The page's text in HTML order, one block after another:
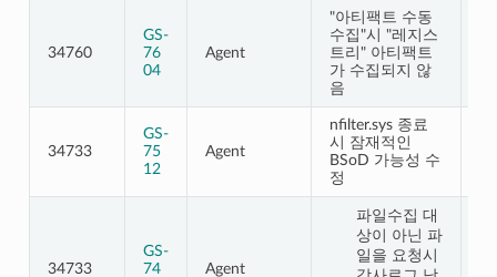
34760
GS-
76
04
Agent
"아티팩트 수동
수집"시 "레지스
트리" 아티팩트
가 수집되지 않
음
34733
GS-
75
12
Agent
nfilter.sys 종료
시 잠재적인
BSoD 가능성 수
정
34733
GS-
74
Agent
파일수집 대
상이 아닌 파
일을 요청시